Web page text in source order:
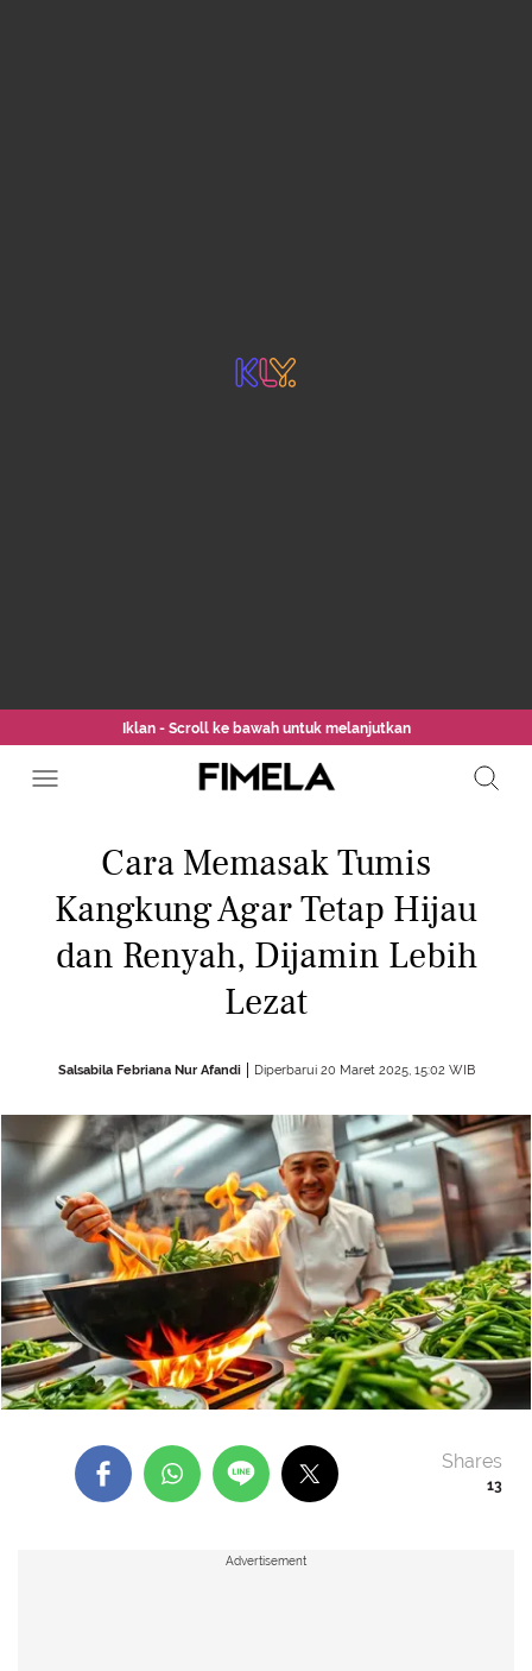
Iklan - Scroll ke bawah untuk melanjutkan
Cara Memasak Tumis
Kangkung Agar Tetap Hijau
dan Renyah, Dijamin Lebih
Lezat
Salsabila Febriana Nur Afandi Diperbarui 20 Maret 2025, 15:02 WIB
13
Shares
Advertisement